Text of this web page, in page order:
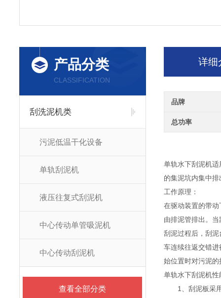
产品分类
CLASSIFICATION
刮洗泥机类
污泥低温干化设备
单轨刮泥机
液压往复式刮泥机
中心传动单管吸泥机
中心传动刮泥机
查看全部分类
详细
品牌
总功率
单轨水下刮泥机
的集泥坑内集中
工作原理：
在驱动装置的带
由排泥管排出。
刮泥过程后，刮
车连续往返交错
始位置时对污泥
单轨水下刮泥机性
1、刮泥板采用